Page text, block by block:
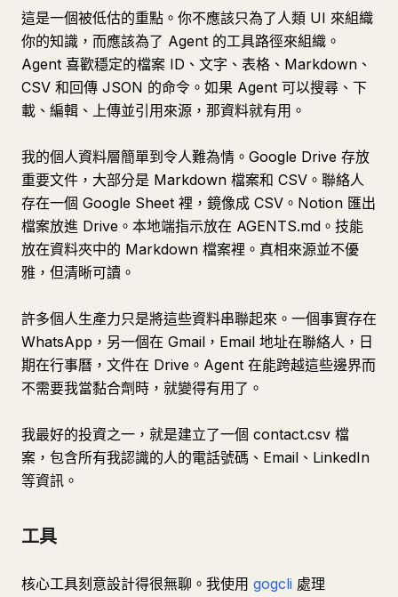
這是一個被低估的重點。你不應該只為了人類 UI 來組織
你的知識，而應該為了 Agent 的工具路徑來組織。
Agent 喜歡穩定的檔案 ID、文字、表格、Markdown、
CSV 和回傳 JSON 的命令。如果 Agent 可以搜尋、下
載、編輯、上傳並引用來源，那資料就有用。
我的個人資料層簡單到令人難為情。Google Drive 存放
重要文件，大部分是 Markdown 檔案和 CSV。聯絡人
存在一個 Google Sheet 裡，鏡像成 CSV。Notion 匯出
檔案放進 Drive。本地端指示放在 AGENTS.md。技能
放在資料夾中的 Markdown 檔案裡。真相來源並不優
雅，但清晰可讀。
許多個人生產力只是將這些資料串聯起來。一個事實存在
WhatsApp，另一個在 Gmail，Email 地址在聯絡人，日
期在行事曆，文件在 Drive。Agent 在能跨越這些邊界而
不需要我當黏合劑時，就變得有用了。
我最好的投資之一，就是建立了一個 contact.csv 檔
案，包含所有我認識的人的電話號碼、Email、LinkedIn
等資訊。
工具
核心工具刻意設計得很無聊。我使用 gogcli 處理